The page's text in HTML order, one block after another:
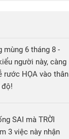
mùng 6 tháng 8 -
người này, càng
rước HỌA vào thân
độ!
SAI mà TRỜI
3 việc này nhận